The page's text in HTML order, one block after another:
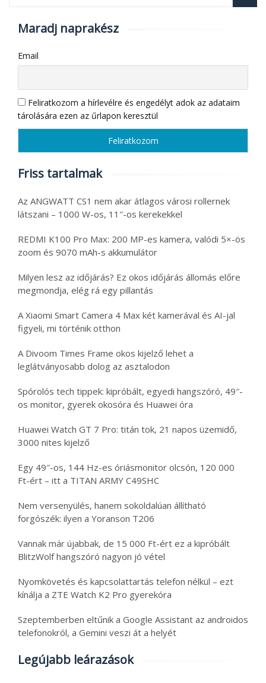
Maradj naprakész
Email
Feliratkozom a hírlevélre és engedélyt adok az adataim
tárolására ezen az űrlapon keresztül
Friss tartalmak
Az ANGWATT CS1 nem akar átlagos városi rollernek
látszani – 1000 W-os, 11″-os kerekekkel
REDMI K100 Pro Max: 200 MP-es kamera, valódi 5×-ös
zoom és 9070 mAh-s akkumulátor
Milyen lesz az időjárás? Ez okos időjárás állomás előre
megmondja, elég rá egy pillantás
A Xiaomi Smart Camera 4 Max két kamerával és AI-jal
figyeli, mi történik otthon
A Divoom Times Frame okos kijelző lehet a
leglátványosabb dolog az asztalodon
Spórolós tech tippek: kipróbált, egyedi hangszóró, 49″-
os monitor, gyerek okosóra és Huawei óra
Huawei Watch GT 7 Pro: titán tok, 21 napos üzemidő,
3000 nites kijelző
Egy 49″-os, 144 Hz-es óriásmonitor olcsón, 120 000
Ft-ért – itt a TITAN ARMY C49SHC
Nem versenyülés, hanem sokoldalúan állítható
forgószék: ilyen a Yoranson T206
Vannak már újabbak, de 15 000 Ft-ért ez a kipróbált
BlitzWolf hangszóró nagyon jó vétel
Nyomkövetés és kapcsolattartás telefon nélkül – ezt
kínálja a ZTE Watch K2 Pro gyerekóra
Szeptemberben eltűnik a Google Assistant az androidos
telefonokról, a Gemini veszi át a helyét
Legújabb leárazások